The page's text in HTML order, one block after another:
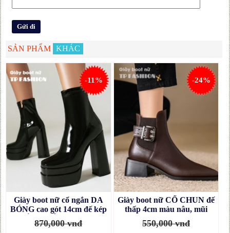
SẢN PHẨM KHÁC
-11%
Giày boot nữ cổ ngắn DA
BÓNG cao gót 14cm đế kép
CHẮC CHÂN, mang tiệc,
biểu diễn, chụp ảnh
870,000 vnđ
-24%
Giày boot nữ CỔ CHUN đế
thấp 4cm màu nâu, mũi
nhọn có khuy cài SANG
CHẢNH GBN73C
550,000 vnđ